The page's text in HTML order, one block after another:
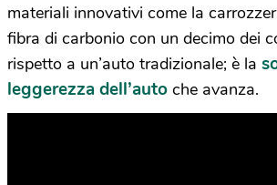
materiali innovativi come la
fibra di carbonio con un decimo dei
rispetto a un’auto tradizionale; è la
leggerezza dell’auto che avanza.